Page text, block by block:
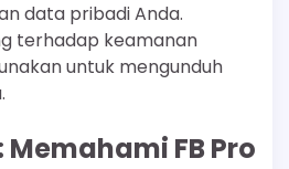
data pribadi Anda.
terhadap keamanan
untuk mengunduh
FB Pro